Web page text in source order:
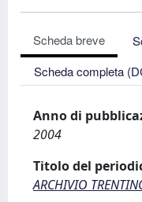
Scheda breve
Scheda completa
Anno di
2004
Titolo del
ARCHIVIO